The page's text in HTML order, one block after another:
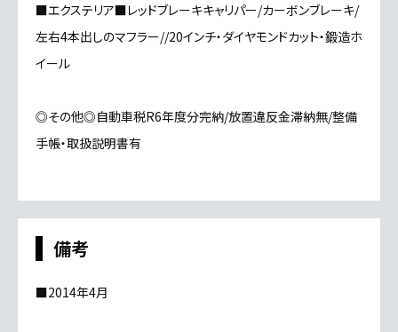
■エクステリア■レッドブレーキキャリパー/カーボンブレーキ/
左右4本出しのマフラー//20インチ・ダイヤモンドカット・鍛造ホ
イール
◎その他◎自動車税R6年度分完納/放置違反金滞納無/整備
手帳・取扱説明書有
備考
■2014年4月